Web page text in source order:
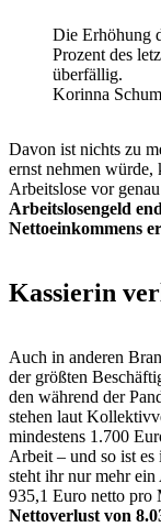
Die Erhöhung
Prozent des
überfällig.
Korinna
Davon ist nichts zu
ernst nehmen würde,
Arbeitslose vor
Arbeitslosengeld
Nettoeinkommens
Kassierin
Auch in anderen
der größten
den während der
stehen laut
mindestens 1.700
Arbeit – und so ist es
steht ihr nur mehr
935,1 Euro netto pro
Nettoverlust von